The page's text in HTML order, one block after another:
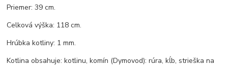
Priemer: 39 cm.
Celková výška: 118 cm.
Hrúbka kotliny: 1 mm.
Kotlina obsahuje: kotlinu, komín (Dymovod): rúra, kĺb, strieška na